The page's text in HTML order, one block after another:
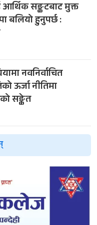
सङ्कटबाट मुक्त
बलियो हुनुपर्छ :
नवनिर्वाचित
ऊर्जा नीतिमा
सङ्केत